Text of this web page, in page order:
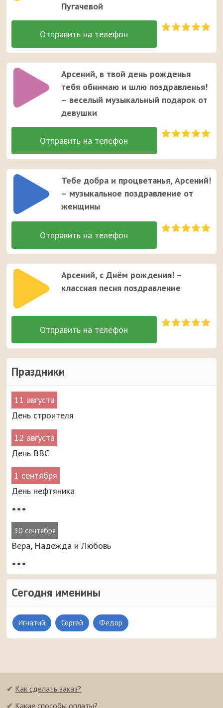
Праздники
11 августа
День строителя
12 августа
День ВВС
1 сентября
День нефтяника
•••
30 сентября
Вера, Надежда и Любовь
•••
Сегодня именины
Игнатий Сергей Федор
Пугачевой
Арсений, в твой день рожденья
тебя обнимаю и шлю поздравленья!
– веселый музыкальный подарок от
девушки
Тебе добра и процветанья, Арсений!
– музыкальное поздравление от
женщины
Арсений, с Днём рождения! –
классная песня поздравление
✔ Как сделать заказ?
✔ Какие способы оплаты?